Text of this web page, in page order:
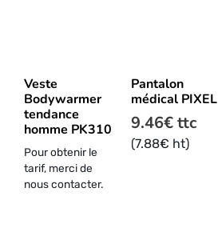
Veste
Bodywarmer
tendance
homme PK310
Pour obtenir le
tarif, merci de
nous contacter.
variations.
Les
options
peuvent
Pantalon
médical PIXEL
9.46€ttc
(7.88€ ht)